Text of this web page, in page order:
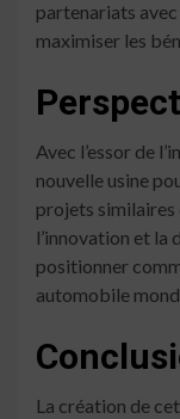
partenariats
maximiser les
Avec l’essor de
nouvelle usine
projets similaires
l’innovation et
positionner
automobile
La création de